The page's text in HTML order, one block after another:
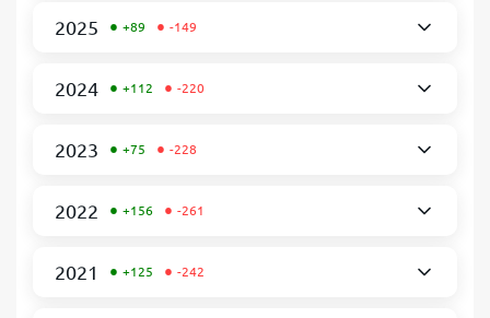
2025 • +89 • -149
2024 • +112 • -220
2023 • +75 • -228
2022 • +156 • -261
2021 • +125 • -242